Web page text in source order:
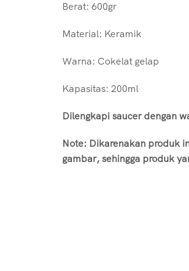
Berat: 600gr
Material: Keramik
Warna: Cokelat gelap
Kapasitas: 200ml
Dilengkapi saucer dengan
Note: Dikarenakan produk
gambar, sehingga produk